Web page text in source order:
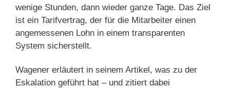
wenige Stunden, dann wieder ganze Tage. Das Ziel
ist ein Tarifvertrag, der für die Mitarbeiter einen
angemessenen Lohn in einem transparenten
System sicherstellt.
Wagener erläutert in seinem Artikel, was zu der
Eskalation geführt hat – und zitiert dabei